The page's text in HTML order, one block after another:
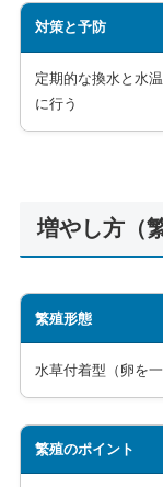
対策と予防
定期的な換水と水
に行う
増やし方（
繁殖形態
水草付着型（卵を
繁殖のポイント